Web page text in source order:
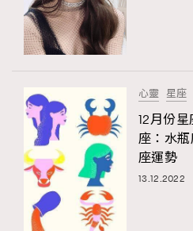
法國五月French May專
心靈 星座
12月份
座：水
座運勢
13.12.2022